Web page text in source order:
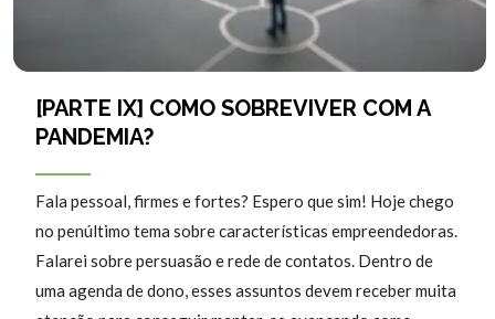
[PARTE IX] COMO SOBREVIVER COM A
PANDEMIA?
Fala pessoal, firmes e fortes? Espero que sim! Hoje chego
no penúltimo tema sobre características empreendedoras.
Falarei sobre persuasão e rede de contatos. Dentro de
uma agenda de dono, esses assuntos devem receber muita